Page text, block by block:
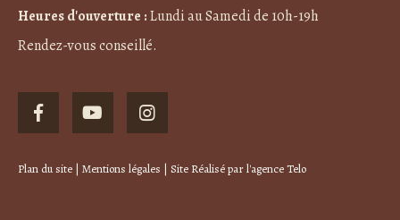
Heures d'ouverture :Lundi au Samedi de 10h-19h
Rendez-vous conseillé.
Plan du site | Mentions légales | Site Réalisé parl'agence Telo